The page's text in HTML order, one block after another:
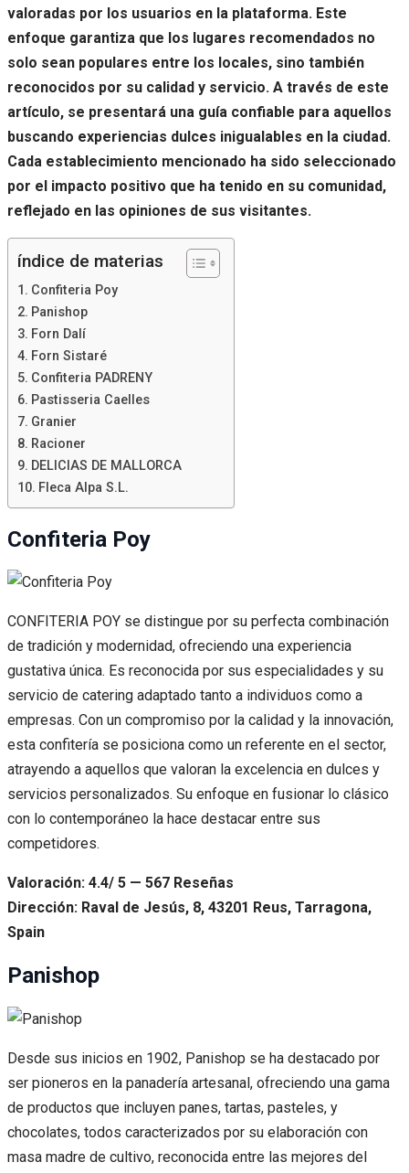
valoradas por los usuarios en la plataforma. Este
enfoque garantiza que los lugares recomendados no
solo sean populares entre los locales, sino también
reconocidos por su calidad y servicio. A través de este
artículo, se presentará una guía confiable para aquellos
buscando experiencias dulces inigualables en la ciudad.
Cada establecimiento mencionado ha sido seleccionado
por el impacto positivo que ha tenido en su comunidad,
reflejado en las opiniones de sus visitantes.
índice de materias
Confiteria Poy
Panishop
Forn Dalí
Forn Sistaré
Confiteria PADRENY
Pastisseria Caelles
Granier
Racioner
DELICIAS DE MALLORCA
Fleca Alpa S.L.
Confiteria Poy
CONFITERIA POY se distingue por su perfecta combinación
de tradición y modernidad, ofreciendo una experiencia
gustativa única. Es reconocida por sus especialidades y su
servicio de catering adaptado tanto a individuos como a
empresas. Con un compromiso por la calidad y la innovación,
esta confitería se posiciona como un referente en el sector,
atrayendo a aquellos que valoran la excelencia en dulces y
servicios personalizados. Su enfoque en fusionar lo clásico
con lo contemporáneo la hace destacar entre sus
competidores.
Valoración: 4.4/ 5 — 567 Reseñas
Dirección: Raval de Jesús, 8, 43201 Reus, Tarragona,
Spain
Panishop
Desde sus inicios en 1902, Panishop se ha destacado por
ser pioneros en la panadería artesanal, ofreciendo una gama
de productos que incluyen panes, tartas, pasteles, y
chocolates, todos caracterizados por su elaboración con
masa madre de cultivo, reconocida entre las mejores del